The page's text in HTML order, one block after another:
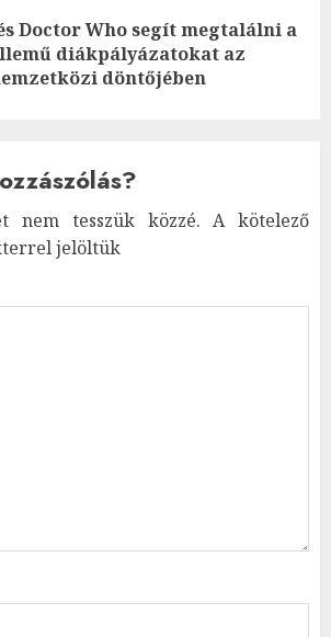
Doctor Who segít megtalálni a
diákpályázatokat az
döntőjében
nem tesszük közzé. A kötelező
jelöltük